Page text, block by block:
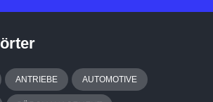
ANTRIEBE AUTOMOTIVE